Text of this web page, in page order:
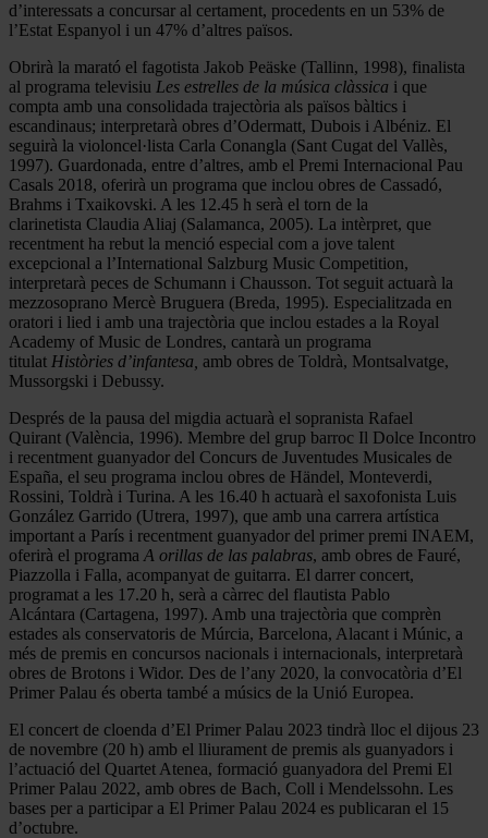
d’interessats a concursar al certament, procedents en un 53% de
l’Estat Espanyol i un 47% d’altres països.
Obrirà la marató el fagotista Jakob Peäske (Tallinn, 1998), finalista
al programa televisiu Les estrelles de la música clàssica i que
compta amb una consolidada trajectòria als països bàltics i
escandinaus; interpretarà obres d’Odermatt, Dubois i Albéniz. El
seguirà la violoncel·lista Carla Conangla (Sant Cugat del Vallès,
1997). Guardonada, entre d’altres, amb el Premi Internacional Pau
Casals 2018, oferirà un programa que inclou obres de Cassadó,
Brahms i Txaikovski. A les 12.45 h serà el torn de la
clarinetista Claudia Aliaj (Salamanca, 2005). La intèrpret, que
recentment ha rebut la menció especial com a jove talent
excepcional a l’International Salzburg Music Competition,
interpretarà peces de Schumann i Chausson. Tot seguit actuarà la
mezzosoprano Mercè Bruguera (Breda, 1995). Especialitzada en
oratori i lied i amb una trajectòria que inclou estades a la Royal
Academy of Music de Londres, cantarà un programa
titulat Històries d’infantesa, amb obres de Toldrà, Montsalvatge,
Mussorgski i Debussy.
Després de la pausa del migdia actuarà el sopranista Rafael
Quirant (València, 1996). Membre del grup barroc Il Dolce Incontro
i recentment guanyador del Concurs de Juventudes Musicales de
España, el seu programa inclou obres de Händel, Monteverdi,
Rossini, Toldrà i Turina. A les 16.40 h actuarà el saxofonista Luis
González Garrido (Utrera, 1997), que amb una carrera artística
important a París i recentment guanyador del primer premi INAEM,
oferirà el programa A orillas de las palabras, amb obres de Fauré,
Piazzolla i Falla, acompanyat de guitarra. El darrer concert,
programat a les 17.20 h, serà a càrrec del flautista Pablo
Alcántara (Cartagena, 1997). Amb una trajectòria que comprèn
estades als conservatoris de Múrcia, Barcelona, Alacant i Múnic, a
més de premis en concursos nacionals i internacionals, interpretarà
obres de Brotons i Widor. Des de l’any 2020, la convocatòria d’El
Primer Palau és oberta també a músics de la Unió Europea.
El concert de cloenda d’El Primer Palau 2023 tindrà lloc el dijous 23
de novembre (20 h) amb el lliurament de premis als guanyadors i
l’actuació del Quartet Atenea, formació guanyadora del Premi El
Primer Palau 2022, amb obres de Bach, Coll i Mendelssohn. Les
bases per a participar a El Primer Palau 2024 es publicaran el 15
d’octubre.